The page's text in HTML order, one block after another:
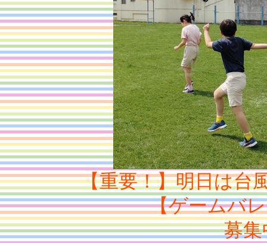
【重要！】明日は台
【ゲームバ
募